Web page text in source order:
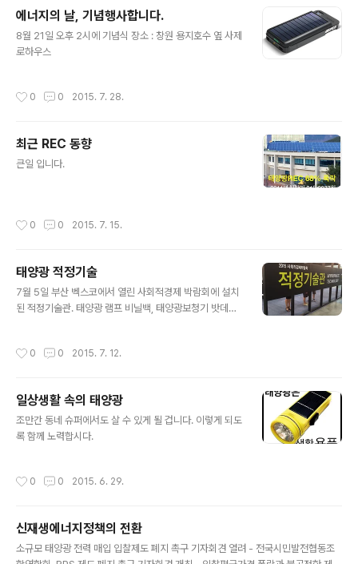
에너지의 날, 기념행사합니다.
8월 21일 오후 2시에 기념식 장소 : 창원 용지호수 옆 사제
로하우스 ​
0 0 2015. 7. 28.
최근 REC 동향
큰일 입니다. ​
0 0 2015. 7. 15.
태양광 적정기술
​​7월 5일 부산 벡스코에서 열린 사회적경제 박람회에 설치
된 적정기술관. 태양광 램프 비닐백, 태양광보청기 밧데리
0 0 2015. 7. 12.
일상생활 속의 태양광
​​조만간 동네 슈퍼에서도 살 수 있게 될 겁니다. 이렇게 되도
록 함께 노력합시다. ​​
0 0 2015. 6. 29.
신재생에너지정책의 전환
소규모 태양광 전력 매입 입찰제도 폐지 촉구 기자회견 열려 - 전국시민발전협동조